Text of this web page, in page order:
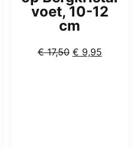
voet, 10-12
cm
€17,50 € 9,95Huidige